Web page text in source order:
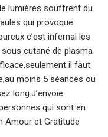
lumières souffrent du
qui provoque
c’est infernal les
cutané de plasma
il faut
moins 5 séances ou
long.J’envoie
qui sont en
Amour et Gratitude